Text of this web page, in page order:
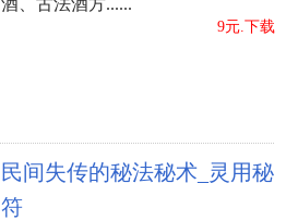
酒、古法酒方......
9元.下载
民间失传的秘法秘术_灵用秘
符